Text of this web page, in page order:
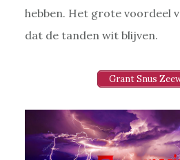
hebben. Het grote voordeel
dat de tanden wit blijven.
Grant Snus